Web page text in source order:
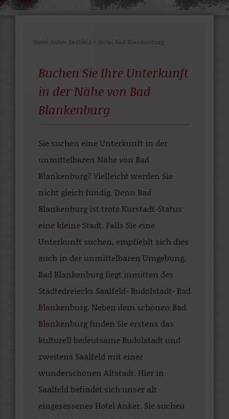
Hotel Anker Saalfeld > Hotel Bad Blankenburg
Buchen Sie Ihre Unterkunft
in der Nähe von Bad
Blankenburg
Sie suchen eine Unterkunft in der
unmittelbaren Nähe von Bad
Blankenburg? Vielleicht werden Sie
nicht gleich fündig. Denn Bad
Blankenburg ist trotz Kurstadt-Status
eine kleine Stadt. Falls Sie eine
Unterkunft suchen, empfiehlt sich dies
auch in der unmittelbaren Umgebung.
Bad Blankenburg liegt inmitten des
Städtedreiecks Saalfeld- Rudolstadt- Bad
Blankenburg. Neben dem schönen Bad
Blankenburg finden Sie erstens das
kulturell bedeutsame Rudolstadt und
zweitens Saalfeld mit einer
wunderschönen Altstadt. Hier in
Saalfeld befindet sich unser alt
eingesessenes Hotel Anker. Sie suchen